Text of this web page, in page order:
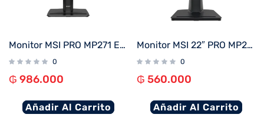
Monitor MSI PRO MP271 E14A 27″ 144Hz Full HD IPS
0
₲ 986.000
Añadir Al Carrito
Monitor MSI 22″ PRO MP225 100HZ
0
₲ 560.000
Añadir Al Carrito